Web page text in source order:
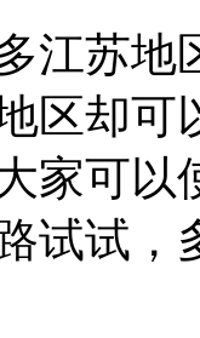
江苏
区却可
家可
试试，